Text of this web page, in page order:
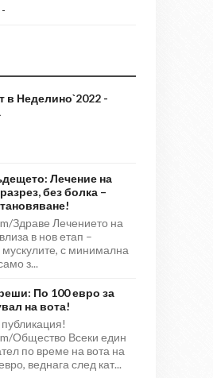
-
в Неделино`2022 -
Лечение на
без болка –
Здраве Лечението на
в нов етап –
с минимална
з...
По 100 евро за
на вота!
Общество Всеки един
по време на вота на
веднага след кат...